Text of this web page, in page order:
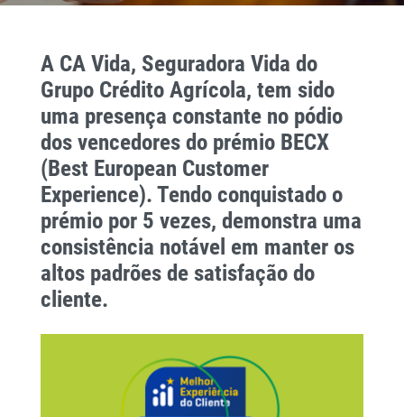
A CA Vida, Seguradora Vida do
Grupo Crédito Agrícola, tem sido
uma presença constante no pódio
dos vencedores do prémio BECX
(Best European Customer
Experience). Tendo conquistado o
prémio por 5 vezes, demonstra uma
consistência notável em manter os
altos padrões de satisfação do
cliente.